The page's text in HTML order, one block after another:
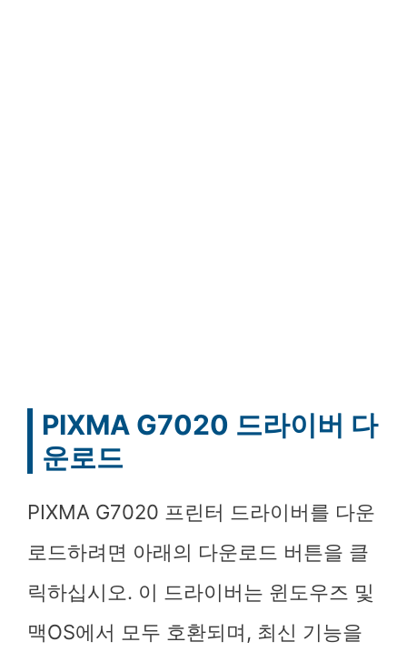
PIXMA G7020 드라이버 다
운로드
PIXMA G7020 프린터 드라이버를 다운
로드하려면 아래의 다운로드 버튼을 클
릭하십시오. 이 드라이버는 윈도우즈 및
맥OS에서 모두 호환되며, 최신 기능을